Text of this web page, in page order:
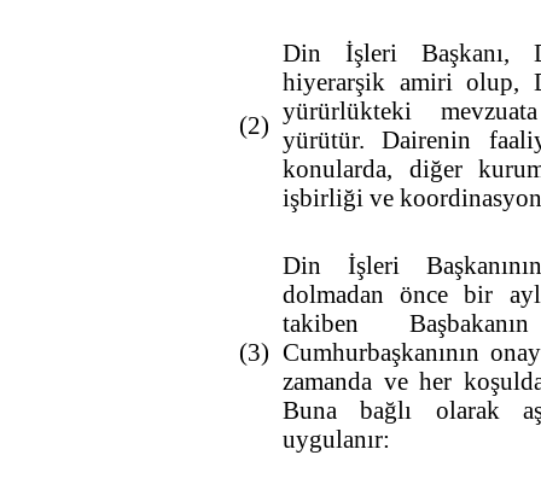
(2)
Din İşleri Başkanı,
hiyerarşik amiri olup,
yürürlükteki
yürütür. Dairenin
konularda, diğer
işbirliği ve
(3)
Din İşleri
dolmadan önce bir
takiben
Cumhurbaşkanının
zamanda ve her
Buna bağlı olarak
uygulanır: